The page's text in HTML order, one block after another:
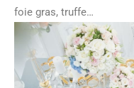
foie gras, truffe…